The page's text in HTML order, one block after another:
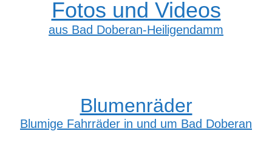
Fotos und Videos
aus Bad Doberan-Heiligendamm
Blumenräder
Blumige Fahrräder in und um Bad Doberan